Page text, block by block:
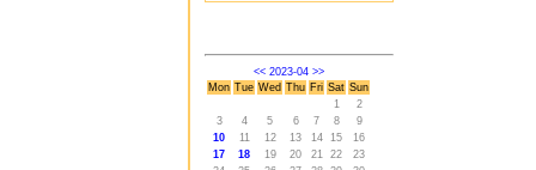
<< 2023-04 >>
Mon Tue Wed Thu Fri Sat Sun
1
2
3
4 5 6 7 8
9
10
11 12 13 14 15
16
17
18 19 20 21 22
23